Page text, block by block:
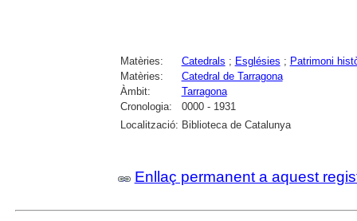
Matèries: Catedrals ; Esglésies ; Patrimoni
Matèries:
Catedral de Tarragona
Àmbit:
Tarragona
Cronologia:
0000 - 1931
Localització: Biblioteca de Catalunya
Enllaç permanent a aquest